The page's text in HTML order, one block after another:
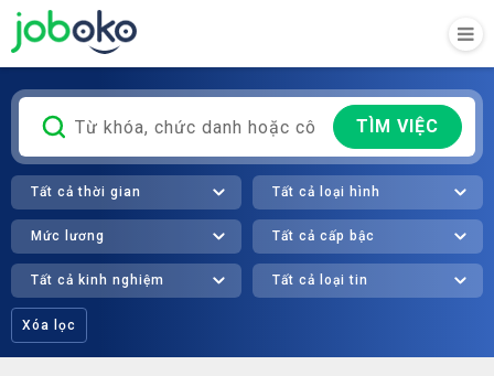
TÌM VIỆC
Tất cả thời gian Tất cả loại hình
Mức lương Tất cả cấp bậc
Tất cả kinh nghiệm Tất cả loại tin
Xóa lọc